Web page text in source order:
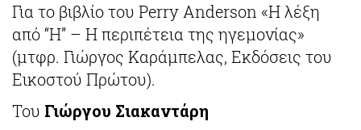
Για το βιβλίο του Perry Anderson «Η λέξη
από “Η” – Η περιπέτεια της ηγεμονίας»
(μτφρ. Γιώργος Καράμπελας, Εκδόσεις του
Εικοστού Πρώτου).
Του Γιώργου Σιακαντάρη